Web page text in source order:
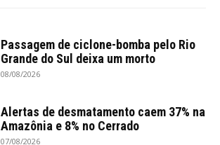
Passagem de ciclone-bomba pelo Rio
Grande do Sul deixa um morto
08/08/2026
Alertas de desmatamento caem 37% na
Amazônia e 8% no Cerrado
07/08/2026